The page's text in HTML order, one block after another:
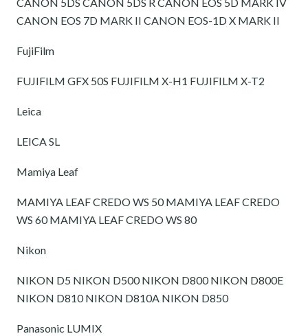
CANON EOS 7D MARK II CANON EOS-1D X MARK II
FujiFilm
FUJIFILM GFX 50S FUJIFILM X-H1 FUJIFILM X-T2
Leica
LEICA SL
Mamiya Leaf
MAMIYA LEAF CREDO WS 50 MAMIYA LEAF CREDO
WS 60 MAMIYA LEAF CREDO WS 80
Nikon
NIKON D5 NIKON D500 NIKON D800 NIKON D800E
NIKON D810 NIKON D810A NIKON D850
Panasonic LUMIX